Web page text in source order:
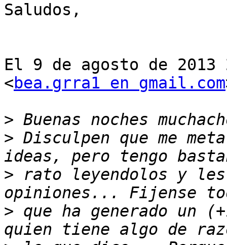
Saludos,
El 9 de agosto de
<bea.grra1 en gmail.com
>
> Disculpen que me
> rato leyendolos y les
> que ha generado un